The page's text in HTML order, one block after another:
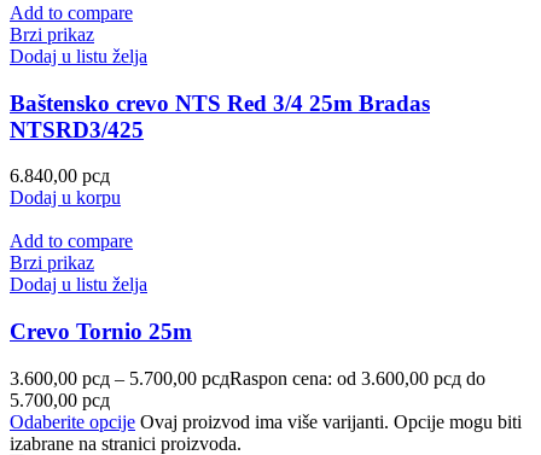
Add to compare
Brzi prikaz
Dodaj u listu želja
Baštensko crevo NTS Red 3/4 25m Bradas
NTSRD3/425
6.840,00 рсд
Dodaj u korpu
Add to compare
Brzi prikaz
Dodaj u listu želja
Crevo Tornio 25m
3.600,00 рсд – 5.700,00 рсдRaspon cena: od 3.600,00 рсд do
5.700,00 рсд
Odaberite opcije Ovaj proizvod ima više varijanti. Opcije mogu biti
izabrane na stranici proizvoda.